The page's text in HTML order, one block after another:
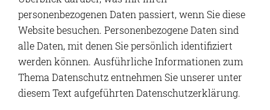
personenbezogenen Daten passiert, wenn Sie diese
Website besuchen. Personenbezogene Daten sind
alle Daten, mit denen Sie persönlich identifiziert
werden können. Ausführliche Informationen zum
Thema Datenschutz entnehmen Sie unserer unter
diesem Text aufgeführten Datenschutzerklärung.